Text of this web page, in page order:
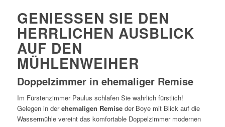
GENIESSEN SIE DEN H
ERRLICHEN AUSBLICK A
UF DEN M
ÜHLENWEIHER
Doppelzimmer in ehemaliger Remise
Im Fürstenzimmer Paulus schlafen Sie wahrlich fürstlich!
Gelegen in derehemaligen Remise der Boye mit Blick auf die
Wassermühle vereint das komfortable Doppelzimmer modernen